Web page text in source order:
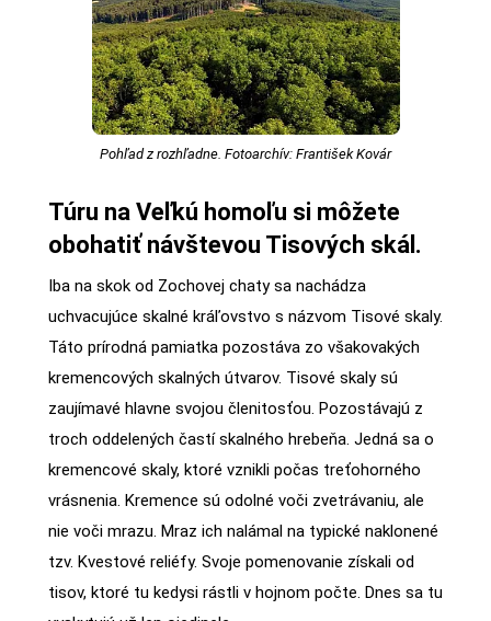
Pohľad z rozhľadne. Fotoarchív: František Kovár
Túru na Veľkú homoľu si môžete
obohatiť návštevou Tisových skál.
Iba na skok od Zochovej chaty sa nachádza
uchvacujúce skalné kráľovstvo s názvom Tisové skaly.
Táto prírodná pamiatka pozostáva zo všakovakých
kremencových skalných útvarov. Tisové skaly sú
zaujímavé hlavne svojou členitosťou. Pozostávajú z
troch oddelených častí skalného hrebeňa. Jedná sa o
kremencové skaly, ktoré vznikli počas treťohorného
vrásnenia. Kremence sú odolné voči zvetrávaniu, ale
nie voči mrazu. Mraz ich nalámal na typické naklonené
tzv. Kvestové reliéfy. Svoje pomenovanie získali od
tisov, ktoré tu kedysi rástli v hojnom počte. Dnes sa tu